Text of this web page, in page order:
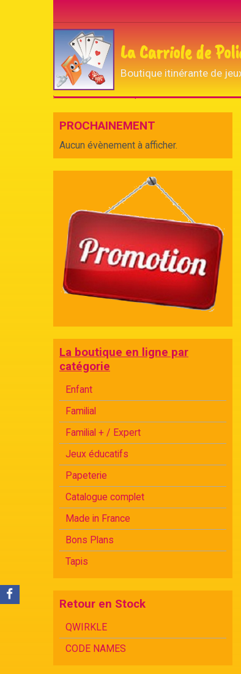
La Carriole de
Boutique itinérante de
Accueil
PROCHAINEMENT
Aucun évènement à afficher.
La boutique en ligne par
catégorie
Enfant
Familial
Familial + / Expert
Jeux éducatifs
Papeterie
Catalogue complet
Made in France
Bons Plans
Tapis
Retour en Stock
QWIRKLE
CODE NAMES